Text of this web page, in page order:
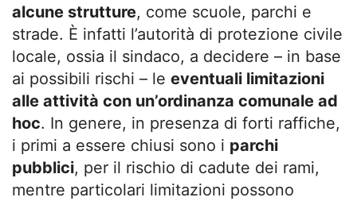
alcune strutture, come scuole, parchi e
strade. È infatti l’autorità di protezione civile
locale, ossia il sindaco, a decidere – in base
ai possibili rischi – le eventuali limitazioni
alle attività con un’ordinanza comunale ad
hoc. In genere, in presenza di forti raffiche,
i primi a essere chiusi sono i parchi
pubblici, per il rischio di cadute dei rami,
mentre particolari limitazioni possono